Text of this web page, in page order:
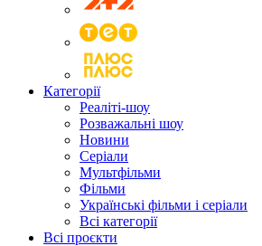
Категорії
Реаліті-шоу
Розважальні шоу
Новини
Серіали
Мультфільми
Фільми
Українські фільми і серіали
Всі категорії
Всі проєкти